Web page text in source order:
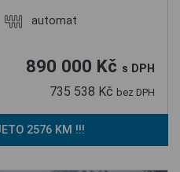
automat
890 000 Kč s DPH
735 538 Kč bez DPH
2576 KM !!!